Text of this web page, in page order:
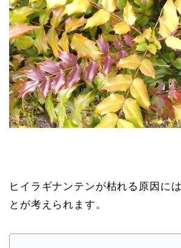
ヒイラギナンテンが枯れる原因に
とが考えられます。